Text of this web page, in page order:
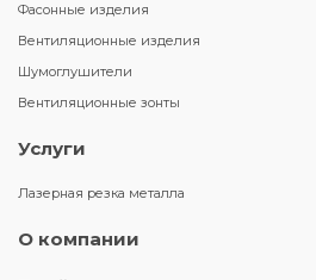
Фасонные изделия
Вентиляционные изделия
Шумоглушители
Вентиляционные зонты
Услуги
Лазерная резка металла
О компании